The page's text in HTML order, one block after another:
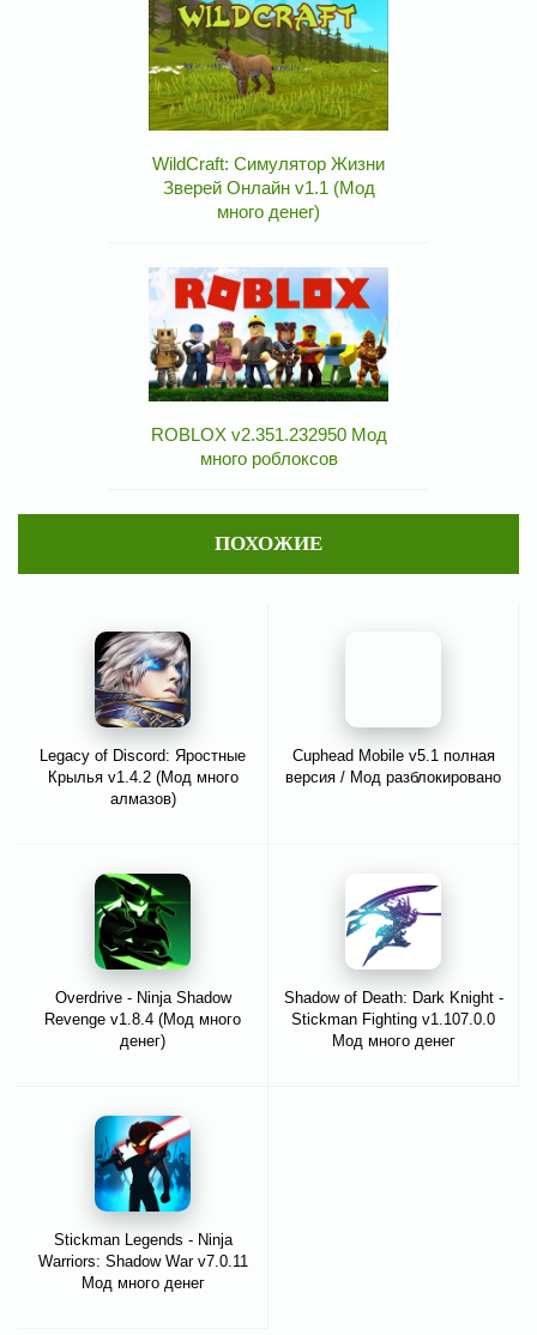
WildCraft: Симулятор Жизни
Зверей Онлайн v1.1 (Мод
много денег)
ROBLOX v2.351.232950 Мод
много роблоксов
ПОХОЖИЕ
Legacy of Discord: Яростные
Крылья v1.4.2 (Мод много
алмазов)
Cuphead Mobile v5.1 полная
версия / Мод разблокировано
Overdrive - Ninja Shadow
Revenge v1.8.4 (Мод много
денег)
Shadow of Death: Dark Knight -
Stickman Fighting v1.107.0.0
Мод много денег
Stickman Legends - Ninja
Warriors: Shadow War v7.0.11
Мод много денег